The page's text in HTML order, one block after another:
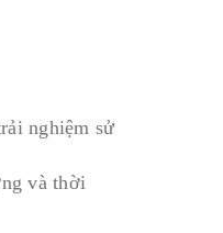
nghiệm sử
và thời